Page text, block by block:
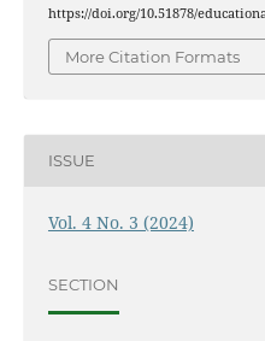
https://doi.org/10.51878/
More Citation Formats
ISSUE
Vol. 4 No. 3 (2024)
SECTION